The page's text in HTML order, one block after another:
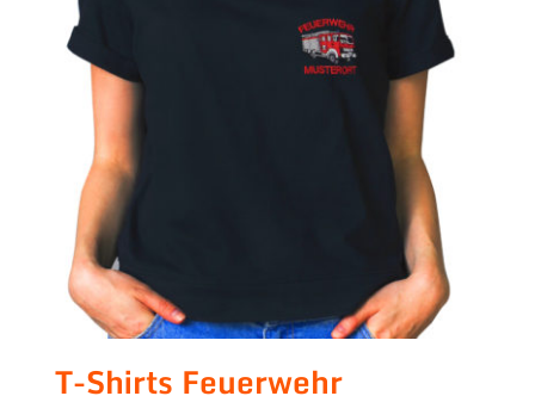
T-Shirts Feuerwehr